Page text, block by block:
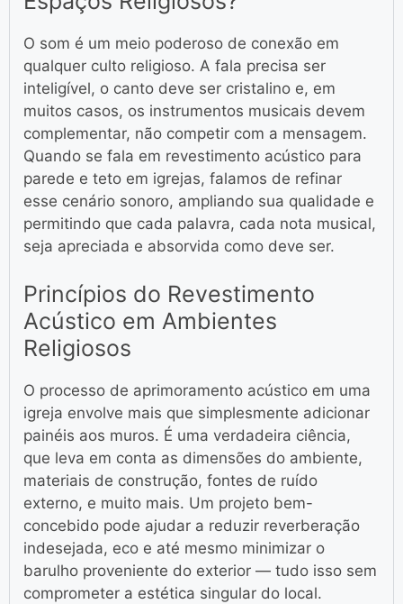
O som é um meio poderoso de conexão em
qualquer culto religioso. A fala precisa ser
inteligível, o canto deve ser cristalino e, em
muitos casos, os instrumentos musicais devem
complementar, não competir com a mensagem.
Quando se fala em revestimento acústico para
parede e teto em igrejas, falamos de refinar
esse cenário sonoro, ampliando sua qualidade e
permitindo que cada palavra, cada nota musical,
seja apreciada e absorvida como deve ser.
Princípios do Revestimento
Acústico em Ambientes
Religiosos
O processo de aprimoramento acústico em uma
igreja envolve mais que simplesmente adicionar
painéis aos muros. É uma verdadeira ciência,
que leva em conta as dimensões do ambiente,
materiais de construção, fontes de ruído
externo, e muito mais. Um projeto bem-
concebido pode ajudar a reduzir reverberação
indesejada, eco e até mesmo minimizar o
barulho proveniente do exterior — tudo isso sem
comprometer a estética singular do local.